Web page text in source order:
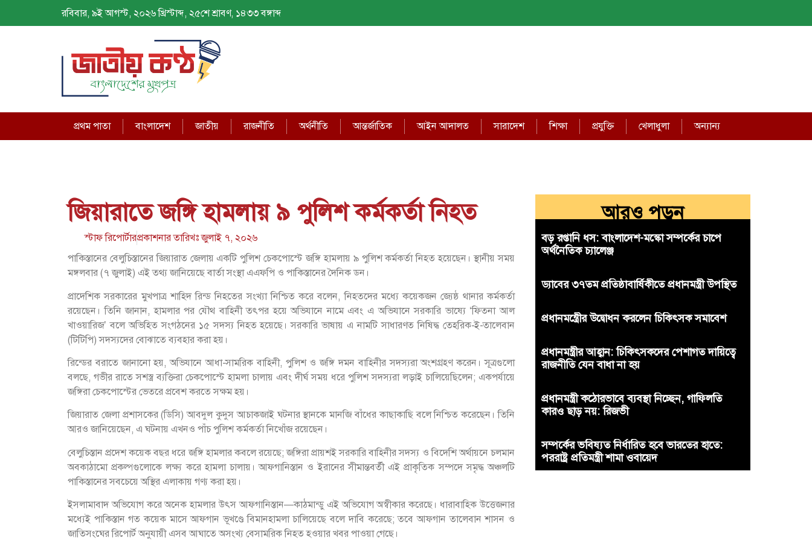
রবিবার, ৯ই আগস্ট, ২০২৬ খ্রিস্টাব্দ, ২৫শে শ্রাবণ, ১৪৩৩ বঙ্গাব্দ
প্রথম পাতা বাংলাদেশ জাতীয় রাজনীতি অর্থনীতি আন্তর্জাতিক আইন আদালত সারাদেশ শিক্ষা প্রযুক্তি খেলাধুলা অন্যান্য
জিয়ারাতে জঙ্গি হামলায় ৯ পুলিশ কর্মকর্তা নিহত
স্টাফ রিপোর্টারপ্রকাশনার তারিখঃজুলাই ৭, ২০২৬
পাকিস্তানের বেলুচিস্তানের জিয়ারাত জেলায় একটি পুলিশ চেকপোস্টে জঙ্গি হামলায় ৯ পুলিশ কর্মকর্তা নিহত হয়েছেন। স্থানীয় সময়
মঙ্গলবার (৭ জুলাই) এই তথ্য জানিয়েছে বার্তা সংস্থা এএফপি ও পাকিস্তানের দৈনিক ডন।
প্রাদেশিক সরকারের মুখপাত্র শাহিদ রিন্ড নিহতের সংখ্যা নিশ্চিত করে বলেন, নিহতদের মধ্যে কয়েকজন জ্যেষ্ঠ থানার কর্মকর্তা
রয়েছেন। তিনি জানান, হামলার পর যৌথ বাহিনী তৎপর হয়ে অভিযানে নামে এবং এ অভিযানে সরকারি ভাষ্যে ‘ফিতনা আল
খাওয়ারিজ’ বলে অভিহিত সংগঠনের ১৫ সদস্য নিহত হয়েছে। সরকারি ভাষায় এ নামটি সাধারণত নিষিদ্ধ তেহরিক-ই-তালেবান
(টিটিপি) সদস্যদের বোঝাতে ব্যবহার করা হয়।
রিন্ডের বরাতে জানানো হয়, অভিযানে আধা-সামরিক বাহিনী, পুলিশ ও জঙ্গি দমন বাহিনীর সদস্যরা অংশগ্রহণ করেন। সূত্রগুলো
বলছে, গভীর রাতে সশস্ত্র ব্যক্তিরা চেকপোস্টে হামলা চালায় এবং দীর্ঘ সময় ধরে পুলিশ সদস্যরা লড়াই চালিয়েছিলেন; একপর্যায়ে
জঙ্গিরা চেকপোস্টের ভেতরে প্রবেশ করতে সক্ষম হয়।
জিয়ারাত জেলা প্রশাসকের (ডিসি) আবদুল কুদুস আচাকজাই ঘটনার স্থানকে মানজি বাঁধের কাছাকাছি বলে নিশ্চিত করেছেন। তিনি
আরও জানিয়েছেন, এ ঘটনায় এখনও পাঁচ পুলিশ কর্মকর্তা নিখোঁজ রয়েছেন।
বেলুচিস্তান প্রদেশ কয়েক বছর ধরে জঙ্গি হামলার কবলে রয়েছে; জঙ্গিরা প্রায়শই সরকারি বাহিনীর সদস্য ও বিদেশি অর্থায়নে চলমান
অবকাঠামো প্রকল্পগুলোকে লক্ষ্য করে হামলা চালায়। আফগানিস্তান ও ইরানের সীমান্তবর্তী এই প্রাকৃতিক সম্পদে সমৃদ্ধ অঞ্চলটি
পাকিস্তানের সবচেয়ে অস্থির এলাকায় গণ্য করা হয়।
ইসলামাবাদ অভিযোগ করে অনেক হামলার উৎস আফগানিস্তান—কাঠমান্ডু এই অভিযোগ অস্বীকার করেছে। ধারাবাহিক উত্তেজনার
মধ্যেই পাকিস্তান গত কয়েক মাসে আফগান ভূখণ্ডে বিমানহামলা চালিয়েছে বলে দাবি করেছে; তবে আফগান তালেবান শাসন ও
জাতিসংঘের রিপোর্ট অনুযায়ী এসব আঘাতে অসংখ্য বেসামরিক নিহত হওয়ার খবর পাওয়া গেছে।
আরও পড়ুন
বড় রপ্তানি ধস: বাংলাদেশ-মস্কো সম্পর্কের চাপে
অর্থনৈতিক চ্যালেঞ্জ
ড্যাবের ৩৭তম প্রতিষ্ঠাবার্ষিকীতে প্রধানমন্ত্রী উপস্থিত
প্রধানমন্ত্রীের উদ্বোধন করলেন চিকিৎসক সমাবেশ
প্রধানমন্ত্রীর আহ্বান: চিকিৎসকদের পেশাগত দায়িত্বে
রাজনীতি যেন বাধা না হয়
প্রধানমন্ত্রী কঠোরভাবে ব্যবস্থা নিচ্ছেন, গাফিলতি
কারও ছাড় নয়: রিজভী
সম্পর্কের ভবিষ্যত নির্ধারিত হবে ভারতের হাতে:
পররাষ্ট্র প্রতিমন্ত্রী শামা ওবায়েদ